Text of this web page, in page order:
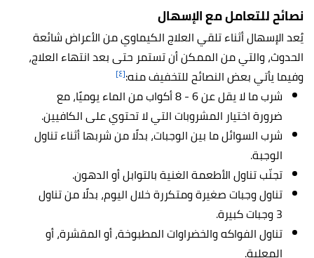
نصائح للتعامل مع الإسهال
يُعد الإسهال أثناء تلقي العلاج الكيماوي من الأعراض شائعة
الحدوث، والتي من الممكن أن تستمر حتى بعد انتهاء العلاج،
وفيما يأتي بعض النصائح للتخفيف منه:[٤]
شرب ما لا يقل عن 6 - 8 أكواب من الماء يوميًا، مع
ضرورة اختيار المشروبات التي لا تحتوي على الكافيين.
شرب السوائل ما بين الوجبات، بدلًا من شربها أثناء تناول
الوجبة.
تجنّب تناول الأطعمة الغنية بالتوابل أو الدهون.
تناول وجبات صغيرة ومتكررة خلال اليوم، بدلًا من تناول
3 وجبات كبيرة.
تناول الفواكه والخضراوات المطبوخة، أو المقشرة، أو
المعلبة.